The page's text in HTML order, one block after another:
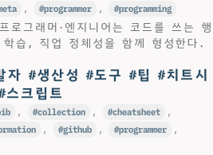
, programmer , programming
로그래머·엔지니어는 코드를 쓰는 행
습, 직업 정체성을 함께 형성한다.
자 #생산성 #도구 #팁 #치트시
크립트
, collection , cheatsheet
,
, github , programmer
,